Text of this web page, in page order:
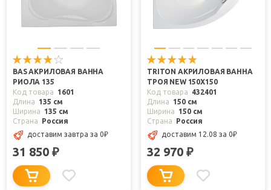
BAS АКРИЛОВАЯ ВАННА
РИОЛА 135
Код товара
1601
Длина
135 см
Ширина
135 см
Страна
Россия
доставим завтра за 0₽
31 850 ₽
TRITON АКРИЛОВАЯ ВАННА
ТРОЯ NEW 150X150
Код товара
432401
Длина
150 см
Ширина
150 см
Страна
Россия
доставим 12.08 за 0₽
32 970 ₽